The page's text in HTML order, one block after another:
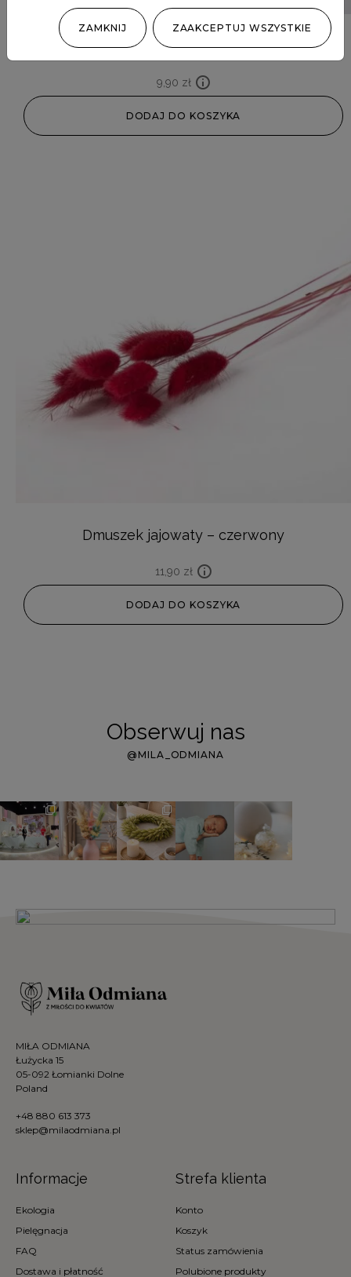
Phalaris kremowy
9,90 zł
DODAJ DO KOSZYKA
Dmuszek jajowaty – czerwony
11,90 zł
DODAJ DO KOSZYKA
Obserwuj nas
@MILA_ODMIANA
MIŁA ODMIANA
Łużycka 15
05-092 Łomianki Dolne
Poland
+48 880 613 373
sklep@milaodmiana.pl
Informacje
Ekologia
Pielęgnacja
FAQ
Dostawa i płatność
Strefa klienta
Konto
Koszyk
Status zamówienia
Polubione produkty
ZAMKNIJ ZAAKCEPTUJ WSZYSTKIE